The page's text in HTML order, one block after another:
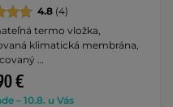
4.8 (4)
termo vložka,
klimatická membrána,
…
€
– 10.8. u Vás